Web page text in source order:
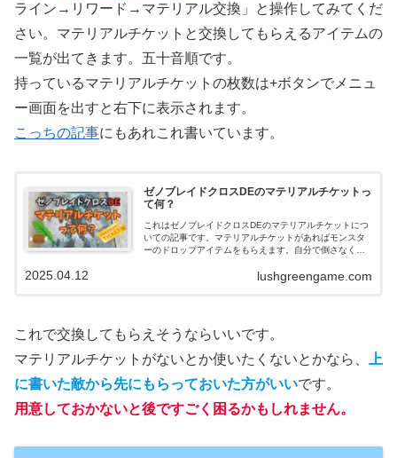
ライン→リワード→マテリアル交換」と操作してみてくだ
さい。マテリアルチケットと交換してもらえるアイテムの
一覧が出てきます。五十音順です。
持っているマテリアルチケットの枚数は+ボタンでメニュ
ー画面を出すと右下に表示されます。
こっちの記事にもあれこれ書いています。
ゼノブレイドクロスDEのマテリアルチケットっ
て何？
これはゼノブレイドクロスDEのマテリアルチケットにつ
いての記事です。マテリアルチケットがあればモンスタ
ーのドロップアイテムをもらえます。自分で倒さなくて
lushgreengame.com
2025.04.12
これで交換してもらえそうならいいです。
マテリアルチケットがないとか使いたくないとかなら、
上
に書いた敵から先にもらっておいた方がいいです。
用意しておかないと後ですごく困るかもしれません。